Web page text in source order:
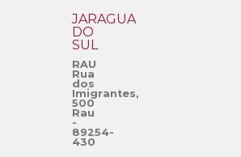
JARAGUÁ
DO
SUL
RAU
Rua
dos
Imigrantes,
500
Rau
-
89254-
430